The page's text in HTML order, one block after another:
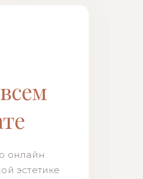
онлайн
эстетике